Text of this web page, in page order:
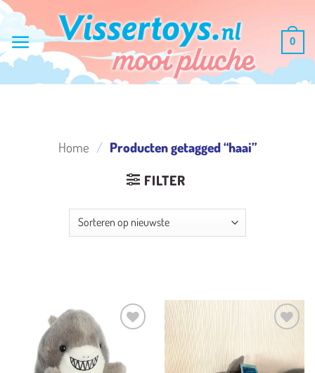
Ga
inhoud
0
Home / Producten getagged “haai”
FILTER
Toevoegen
verlanglijst
aan
verlanglijst